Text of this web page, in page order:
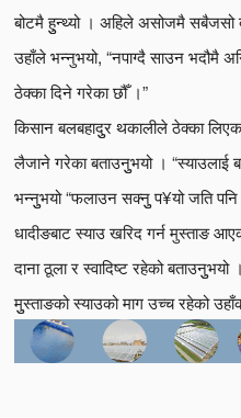
बोटमै हुुन्थ्यो । अहिले असोजमै सबैजसो
उहाँले भन्नुभयो, “नपाग्दै साउन भदौमै
ठेक्का दिने गरेका छौँ ।”
किसान बलबहादुुर थकालीले ठेक्का
लैजाने गरेका बताउनुुभयो । “स्याउलाई
भन्नुुभयो “फलाउन सक्नुु प¥यो जति पनि
धादीङबाट स्याउ खरिद गर्न मुस्ताङ
दाना ठूला र स्वादिष्ट रहेको
मुुस्ताङको स्याउको माग उच्च रहेको